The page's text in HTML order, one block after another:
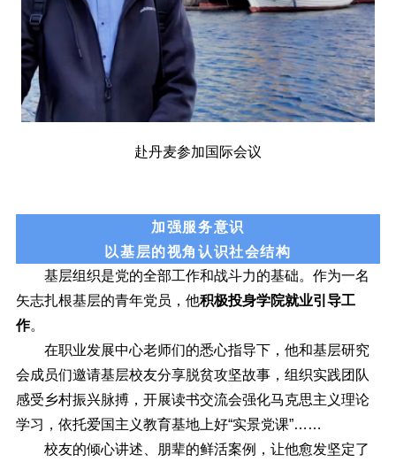
赴丹麦参加国际会议
加强服务意识
以基层的视角认识社会结构
基层组织是党的全部工作和战斗力的基础。作为一名
矢志扎根基层的青年党员，他积极投身学院就业引导工
作。
在职业发展中心老师们的悉心指导下，他和基层研究
会成员们邀请基层校友分享脱贫攻坚故事，组织实践团队
感受乡村振兴脉搏，开展读书交流会强化马克思主义理论
学习，依托爱国主义教育基地上好“实景党课”……
校友的倾心讲述、朋辈的鲜活案例，让他愈发坚定了